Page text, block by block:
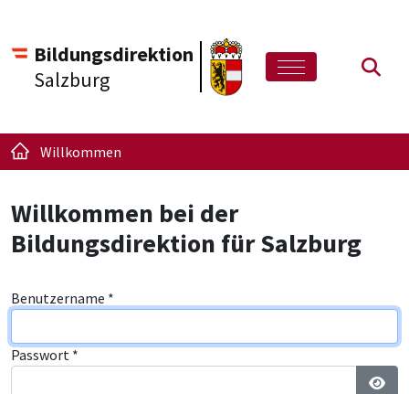
Bildungsdirektion
Salzburg
Willkommen
Willkommen bei der
Bildungsdirektion für Salzburg
Benutzername *
Passwort *